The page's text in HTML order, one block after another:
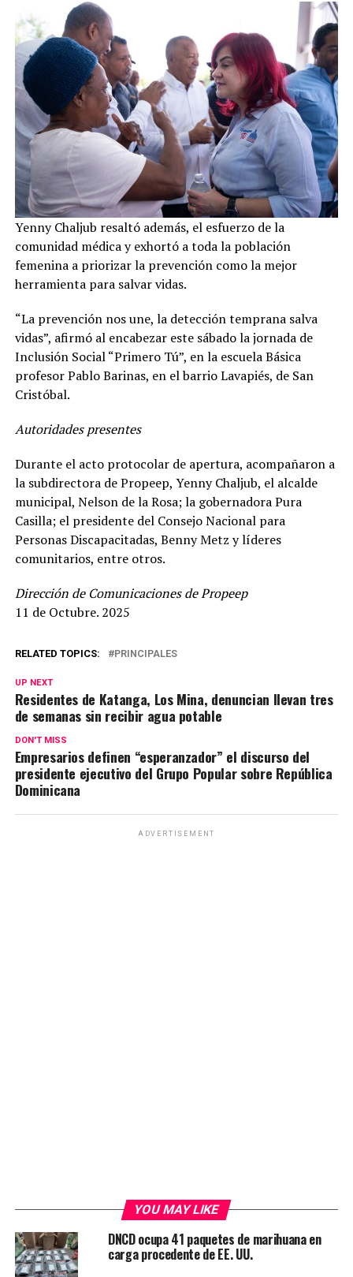
Yenny Chaljub resaltó además, el esfuerzo de la
comunidad médica y exhortó a toda la población
femenina a priorizar la prevención como la mejor
herramienta para salvar vidas.
“La prevención nos une, la detección temprana salva
vidas”, afirmó al encabezar este sábado la jornada de
Inclusión Social “Primero Tú”, en la escuela Básica
profesor Pablo Barinas, en el barrio Lavapiés, de San
Cristóbal.
Autoridades presentes
Durante el acto protocolar de apertura, acompañaron a
la subdirectora de Propeep, Yenny Chaljub, el alcalde
municipal, Nelson de la Rosa; la gobernadora Pura
Casilla; el presidente del Consejo Nacional para
Personas Discapacitadas, Benny Metz y líderes
comunitarios, entre otros.
Dirección de Comunicaciones de Propeep
11 de Octubre. 2025
RELATED TOPICS: PRINCIPALES
UP NEXT
Residentes de Katanga, Los Mina, denuncian llevan tres
de semanas sin recibir agua potable
DON'T MISS
Empresarios definen “esperanzador” el discurso del
presidente ejecutivo del Grupo Popular sobre República
Dominicana
ADVERTISEMENT
YOU MAY LIKE
DNCD ocupa 41 paquetes de marihuana en
carga procedente de EE. UU.